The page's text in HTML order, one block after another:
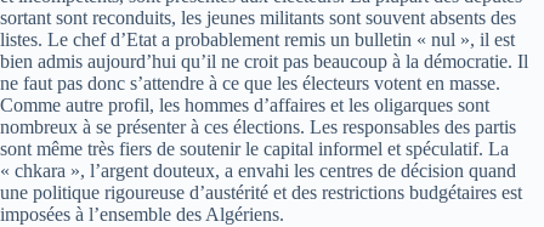
sortant sont reconduits, les jeunes militants sont souvent absents des
listes. Le chef d’Etat a probablement remis un bulletin « nul », il est
bien admis aujourd’hui qu’il ne croit pas beaucoup à la démocratie. Il
ne faut pas donc s’attendre à ce que les électeurs votent en masse.
Comme autre profil, les hommes d’affaires et les oligarques sont
nombreux à se présenter à ces élections. Les responsables des partis
sont même très fiers de soutenir le capital informel et spéculatif. La
« chkara », l’argent douteux, a envahi les centres de décision quand
une politique rigoureuse d’austérité et des restrictions budgétaires est
imposées à l’ensemble des Algériens.